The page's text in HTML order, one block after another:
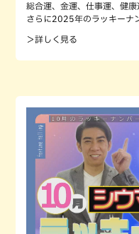
総合運、金運、仕事運、健康
さらに2025年のラッキーナ
＞詳しく見る